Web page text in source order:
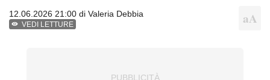
12.06.2026 21:00 di Valeria Debbia
VEDI LETTURE